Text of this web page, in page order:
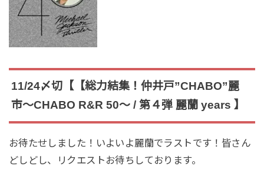
11/24〆切【【総力結集！仲井戸”CHABO”麗
市〜CHABO R&R 50〜 / 第４弾 麗蘭 years 】
お待たせしました！いよいよ麗蘭でラストです！皆さん
どしどし、リクエストお待ちしております。